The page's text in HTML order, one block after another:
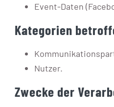
Event-Daten
Kategorien
Nutzer.
Zwecke der